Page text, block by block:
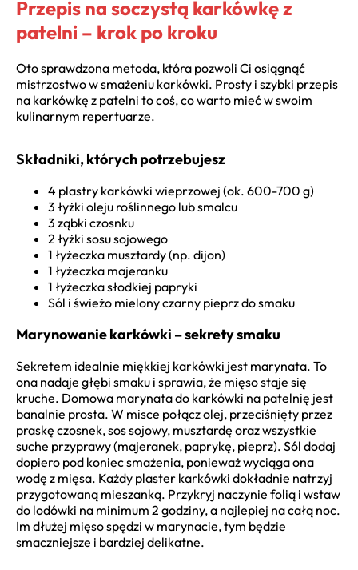
Przepis na soczystą karkówkę z
patelni – krok po kroku
Oto sprawdzona metoda, która pozwoli Ci osiągnąć
mistrzostwo w smażeniu karkówki. Prosty i szybki przepis
na karkówkę z patelni to coś, co warto mieć w swoim
kulinarnym repertuarze.
Składniki, których potrzebujesz
4 plastry karkówki wieprzowej (ok. 600-700 g)
3 łyżki oleju roślinnego lub smalcu
3 ząbki czosnku
2 łyżki sosu sojowego
1 łyżeczka musztardy (np. dijon)
1 łyżeczka majeranku
1 łyżeczka słodkiej papryki
Sól i świeżo mielony czarny pieprz do smaku
Marynowanie karkówki – sekrety smaku
Sekretem idealnie miękkiej karkówki jest marynata. To
ona nadaje głębi smaku i sprawia, że mięso staje się
kruche. Domowa marynata do karkówki na patelnię jest
banalnie prosta. W misce połącz olej, przeciśnięty przez
praskę czosnek, sos sojowy, musztardę oraz wszystkie
suche przyprawy (majeranek, paprykę, pieprz). Sól dodaj
dopiero pod koniec smażenia, ponieważ wyciąga ona
wodę z mięsa. Każdy plaster karkówki dokładnie natrzyj
przygotowaną mieszanką. Przykryj naczynie folią i wstaw
do lodówki na minimum 2 godziny, a najlepiej na całą noc.
Im dłużej mięso spędzi w marynacie, tym będzie
smaczniejsze i bardziej delikatne.